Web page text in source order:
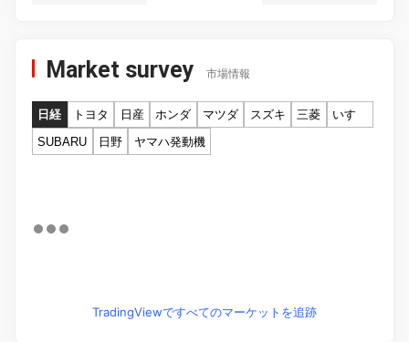
Market survey 市場情報
日経 トヨタ 日産 ホンダ マツダ スズキ 三菱
いすゞ
SUBARU
日野 ヤマハ発動機
TradingViewですべてのマーケットを追跡